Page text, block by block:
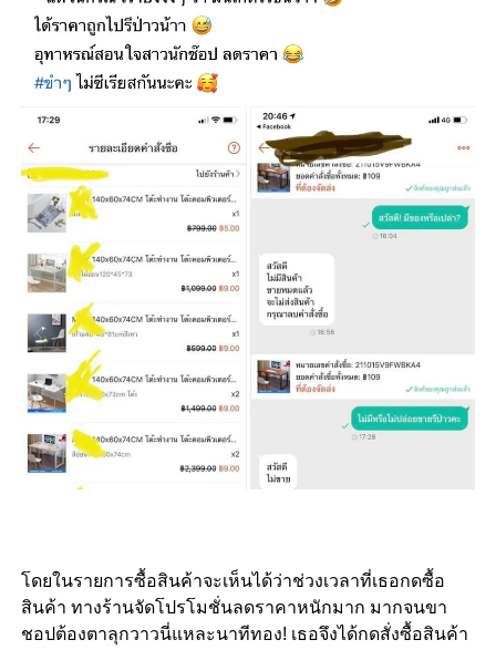
โดยในรายการซื้อสินค้าจะเห็นได้ว่าช่วงเวลาที่เธอกดซื้อ
สินค้า ทางร้านจัดโปรโมชั่นลดราคาหนักมาก มากจนขา
ชอปต้องตาลุกวาวนี่แหละนาทีทอง! เธอจึงได้กดสั่งซื้อสินค้า